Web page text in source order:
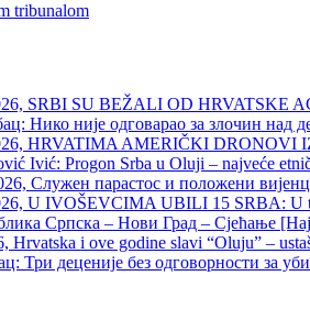
tribunalom
SRBI SU BEŽALI OD HRVATSKE
Нико није одговарао за злочин над
HRVATIMA AMERIČKI DRONOVI
Ivić: Progon Srba u Oluji – najveće
Служен парастос и положени
U IVOŠEVCIMA UBILI 15 SRBA: U
Српска – Нови Град – Сјећање
Hrvatska i ove godine slavi “Oluju” –
Три деценије без одговорности за